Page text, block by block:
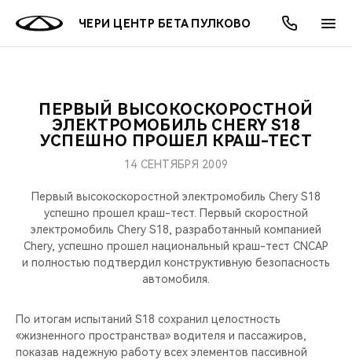
ЧЕРИ ЦЕНТР БЕТА ПУЛКОВО
МОДЕЛИ
КРОССОВЕРЫ
СЕДАНЫ
ПОКУПАТЕЛЯМ
КРЕДИТ И СТРАХОВАНИЕ
ВЛАДЕЛЬЦАМ
ЗАПЧАСТИ И АКСЕССУАРЫ
ПОДДЕРЖКА
МИР CHERY
О БРЕНДЕ
CHERY В СОЦСЕТЯХ
БЛАГОТВОРИТЕЛЬНОСТЬ
CHERY REMOTE
АКЦИИ
ОНЛАЙН СЕРВИСЫ
КРЕДИТ
О КОМПАНИИ
МЫ В СОЦСЕТЯХ
ПЕРВЫЙ ВЫСОКОСКОРОСТНОЙ
ЭЛЕКТРОМОБИЛЬ CHERY S18
УСПЕШНО ПРОШЕЛ КРАШ-ТЕСТ
14 СЕНТЯБРЯ 2009
Первый высокоскоростной электромобиль Chery S18
успешно прошел краш-тест. Первый скоростной
электромобиль Chery S18, разработанный компанией
Chery, успешно прошел национальный краш-тест CNCAP
и полностью подтвердил конструктивную безопасность
автомобиля.
По итогам испытаний S18 сохранил целостность
«жизненного пространства» водителя и пассажиров,
показав надежную работу всех элементов пассивной